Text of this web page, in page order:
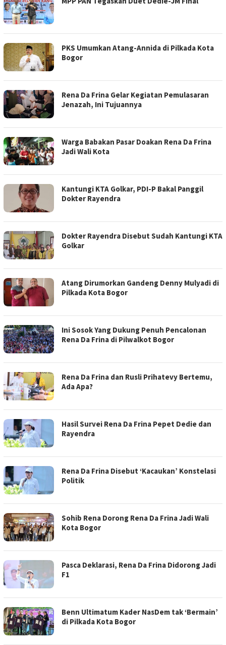
PKS Umumkan Atang-Annida di Pilkada Kota
Bogor
Rena Da Frina Gelar Kegiatan Pemulasaran
Jenazah, Ini Tujuannya
Warga Babakan Pasar Doakan Rena Da Frina
Jadi Wali Kota
Kantungi KTA Golkar, PDI-P Bakal Panggil
Dokter Rayendra
Dokter Rayendra Disebut Sudah Kantungi KTA
Golkar
Atang Dirumorkan Gandeng Denny Mulyadi di
Pilkada Kota Bogor
Ini Sosok Yang Dukung Penuh Pencalonan
Rena Da Frina di Pilwalkot Bogor
Rena Da Frina dan Rusli Prihatevy Bertemu,
Ada Apa?
Hasil Survei Rena Da Frina Pepet Dedie dan
Rayendra
Rena Da Frina Disebut ‘Kacaukan’ Konstelasi
Politik
Sohib Rena Dorong Rena Da Frina Jadi Wali
Kota Bogor
Pasca Deklarasi, Rena Da Frina Didorong Jadi
F1
Benn Ultimatum Kader NasDem tak ‘Bermain’
di Pilkada Kota Bogor